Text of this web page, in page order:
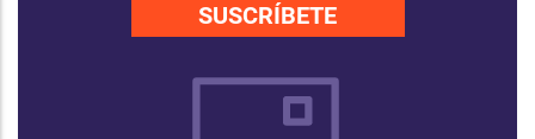
SUSCRÍBETE